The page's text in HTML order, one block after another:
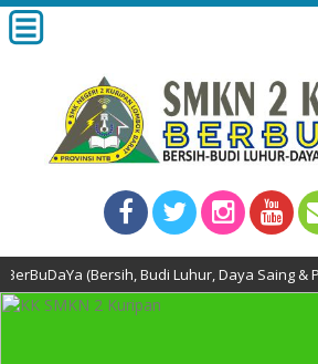
Budi Luhur, Daya Saing & Percaya Diri)